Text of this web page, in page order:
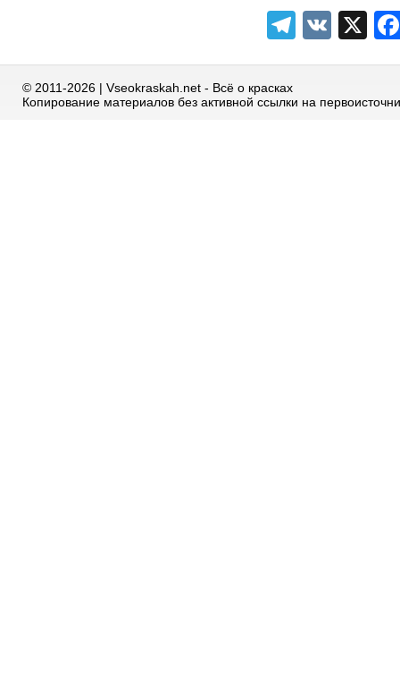
VK X
© 2011-2026 | Vseokraskah.net - Всё о красках
Копирование материалов без активной ссылки на